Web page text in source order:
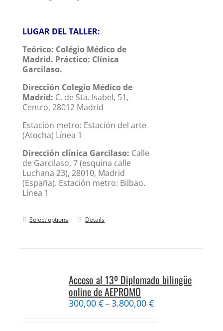
LUGAR DEL TALLER:
Teórico: Colégio Médico de
Madrid. Práctico: Clínica
Garcilaso.
Dirección Colegio Médico de
Madrid: C. de Sta. Isabel, 51,
Centro, 28012 Madrid
Estación metro: Estación del arte
(Atocha) Línea 1
Dirección clínica Garcilaso: Calle
de Garcilaso, 7 (esquina calle
Luchana 23), 28010, Madrid
(España). Estación metro: Bilbao.
Línea 1
Select options Details
Acceso al 13º Diplomado bilingüe
online de AEPROMO
300,00€–3.800,00€